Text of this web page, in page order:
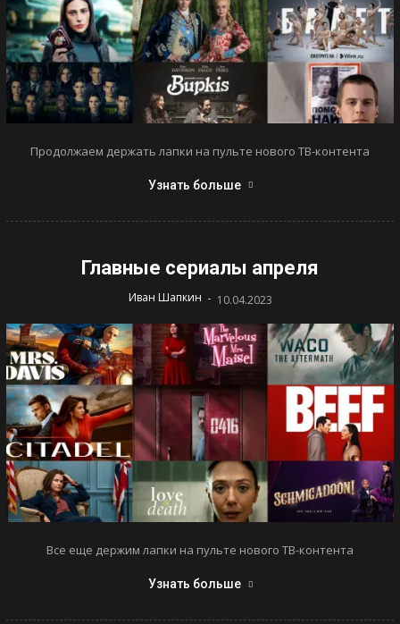
Продолжаем держать лапки на пульте нового ТВ-контента
Узнать больше
Главные сериалы апреля
Иван Шапкин - 10.04.2023
Все еще держим лапки на пульте нового ТВ-контента
Узнать больше